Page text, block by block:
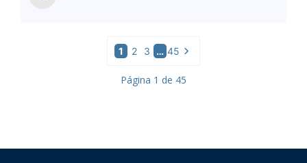
1 2 3 … 45
Página 1 de 45